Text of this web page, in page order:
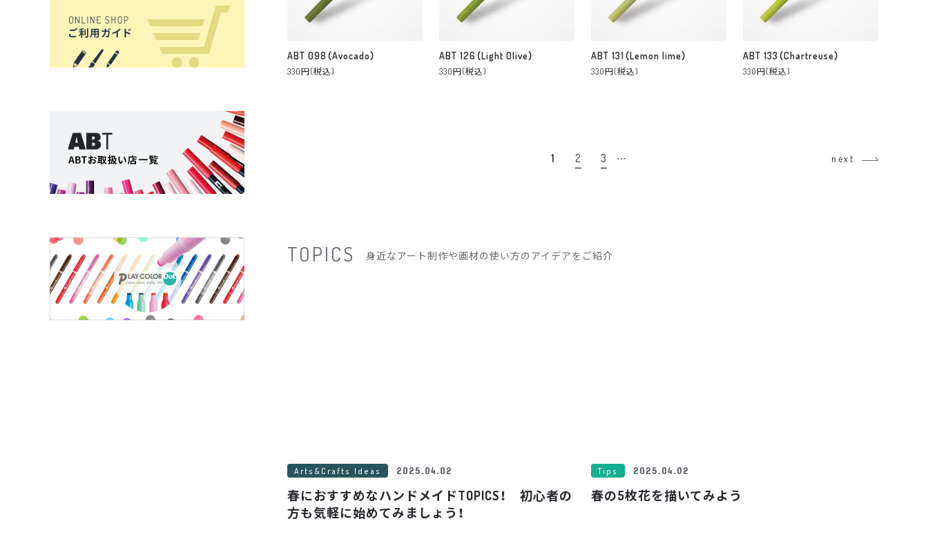
ABT 098（Avocado）
330円(税込)
ABT 126（Light Olive）
330円(税込)
ABT 131（Lemon lime）
330円(税込)
ABT 133（Chartreuse）
330円(税込)
1 2 3 … next
TOPICS 身近なアート制作や画材の使い方のアイデアをご紹介
Arts&Crafts Ideas 2025.04.02
春におすすめなハンドメイドTOPICS！ 初心者の
方も気軽に始めてみましょう！
Tips 2025.04.02
春の5枚花を描いてみよう